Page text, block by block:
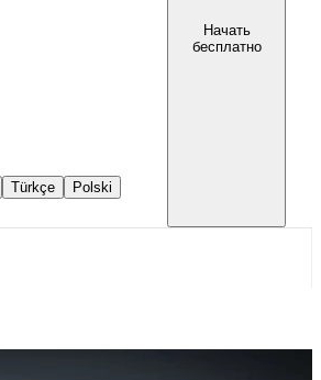
Türkçe
Polski
Начать
бесплатно